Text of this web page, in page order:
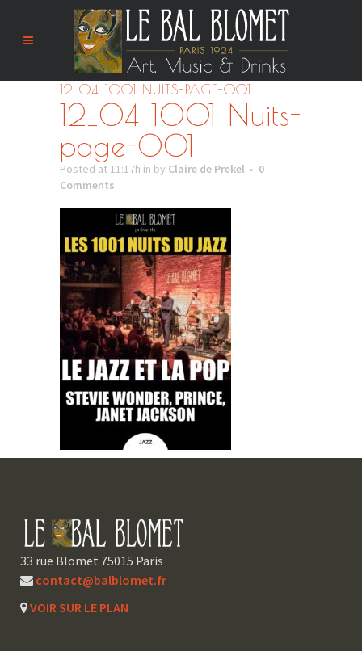
12_04 1001 NUITS-PAGE-001
12_04 1001 Nuits-
page-001
Posted at 11:17h in by Claire de Prekel
0
Comments
33 rue Blomet 75015 Paris
contact@balblomet.fr
VOIR SUR LE PLAN